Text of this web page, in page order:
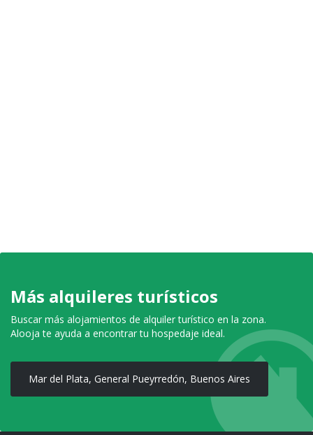
Más alquileres turísticos
Buscar más alojamientos de alquiler turístico en la zona.
Alooja te ayuda a encontrar tu hospedaje ideal.
Mar del Plata, General Pueyrredón, Buenos Aires